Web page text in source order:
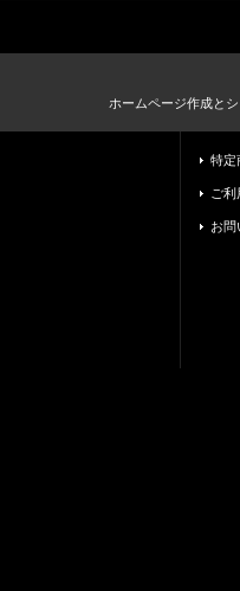
ホームページ作成と
特定
ご利
お問